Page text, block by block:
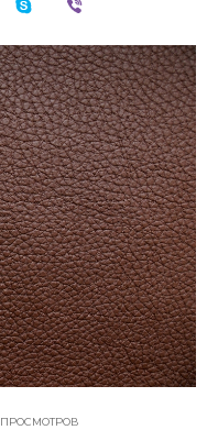
ПРОСМОТРОВ